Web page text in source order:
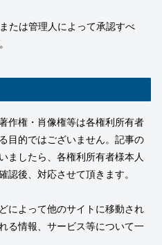
たは管理人によって承認すべ
作権・肖像権等は各権利所有者
目的ではございません。記事の
ましたら、各権利所有者様本人
認後、対応させて頂きます。
によって他のサイトに移動され
る情報、サービス等について一